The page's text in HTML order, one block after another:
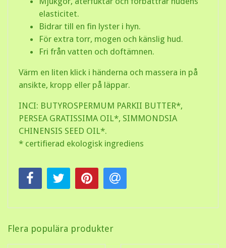
elasticitet.
Bidrar till en fin lyster i hyn.
För extra torr, mogen och känslig hud.
Fri från vatten och doftämnen.
Värm en liten klick i händerna och massera in på
ansikte, kropp eller på läppar.
INCI: BUTYROSPERMUM PARKII BUTTER*,
PERSEA GRATISSIMA OIL*, SIMMONDSIA
CHINENSIS SEED OIL*.
* certifierad ekologisk ingrediens
Flera populära produkter